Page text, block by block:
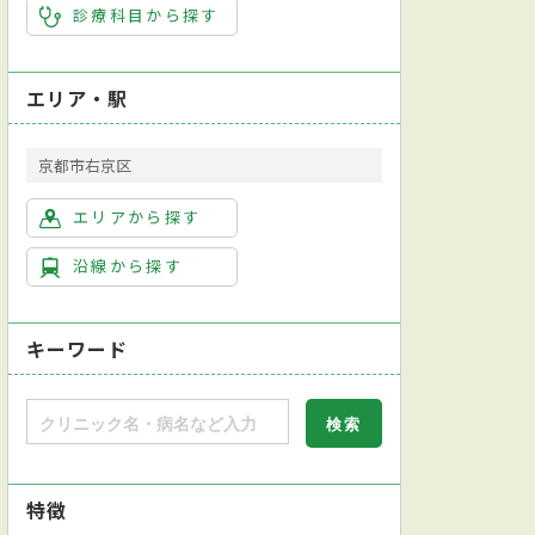
診療科目から探す
エリア・駅
京都市右京区
エリアから探す
沿線から探す
キーワード
特徴